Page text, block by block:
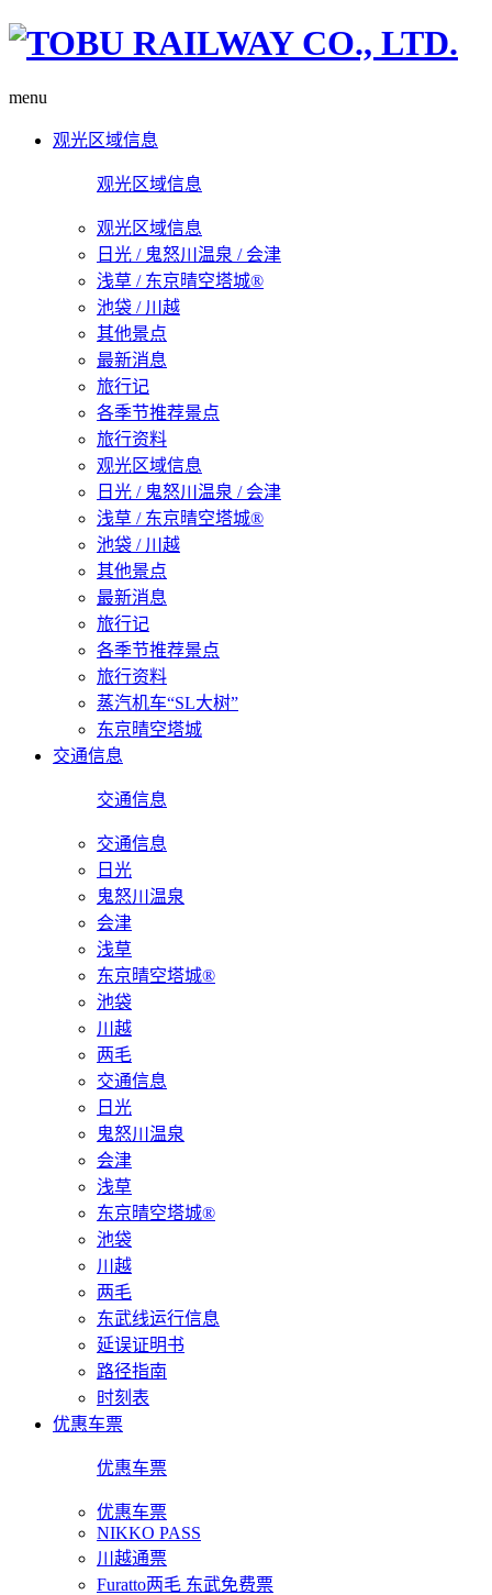
menu
观光区域信息
观光区域信息
观光区域信息
日光 / 鬼怒川温泉 / 会津
浅草 / 东京晴空塔城®
池袋 / 川越
其他景点
最新消息
旅行记
各季节推荐景点
旅行资料
观光区域信息
日光 / 鬼怒川温泉 / 会津
浅草 / 东京晴空塔城®
池袋 / 川越
其他景点
最新消息
旅行记
各季节推荐景点
旅行资料
蒸汽机车“SL大树”
东京晴空塔城
交通信息
交通信息
交通信息
日光
鬼怒川温泉
会津
浅草
东京晴空塔城®
池袋
川越
两毛
交通信息
日光
鬼怒川温泉
会津
浅草
东京晴空塔城®
池袋
川越
两毛
东武线运行信息
延误证明书
路径指南
时刻表
优惠车票
优惠车票
优惠车票
NIKKO PASS
川越通票
Furatto两毛 东武免费票